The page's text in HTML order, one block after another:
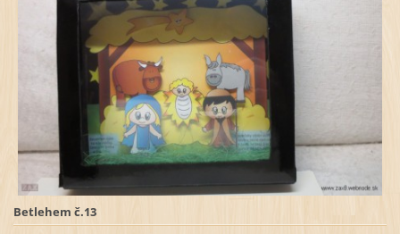
Betlehem č.13